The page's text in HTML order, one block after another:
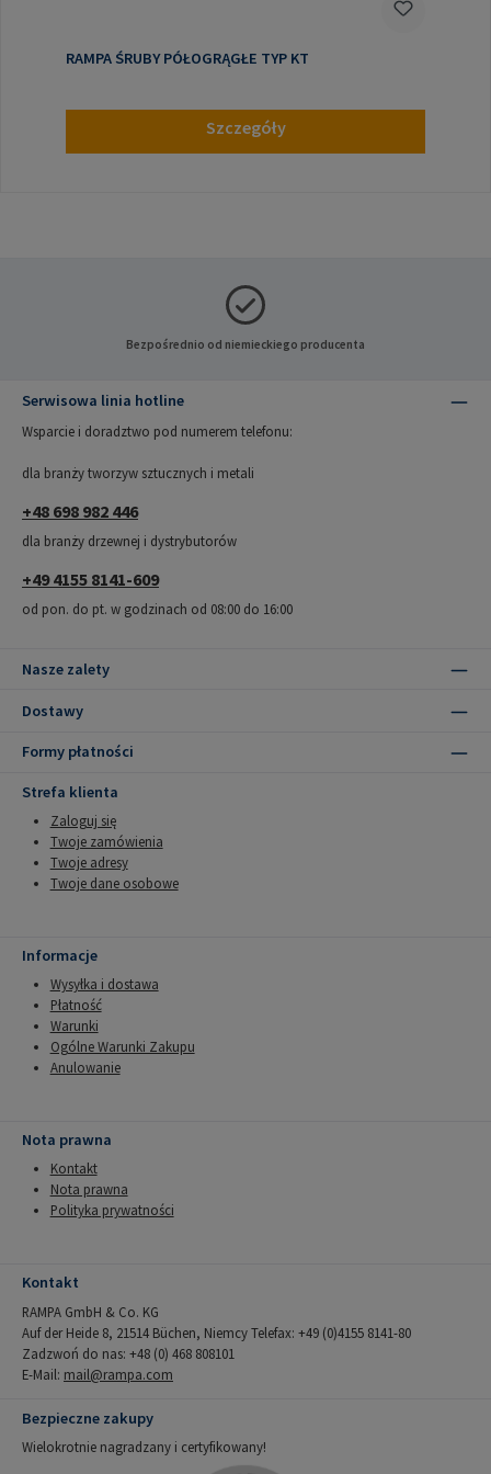
RAMPA ŚRUBY PÓŁOGRĄGŁE TYP KT
Szczegóły
Bezpośrednio od niemieckiego producenta
Serwisowa linia hotline
Wsparcie i doradztwo pod numerem telefonu:
dla branży tworzyw sztucznych i metali
+48 698 982 446
dla branży drzewnej i dystrybutorów
+49 4155 8141-609
od pon. do pt. w godzinach od 08:00 do 16:00
Nasze zalety
Dostawy
Formy płatności
Strefa klienta
Zaloguj się
Twoje zamówienia
Twoje adresy
Twoje dane osobowe
Informacje
Wysyłka i dostawa
Płatność
Warunki
Ogólne Warunki Zakupu
Anulowanie
Nota prawna
Kontakt
Nota prawna
Polityka prywatności
Kontakt
RAMPA GmbH & Co. KG
Auf der Heide 8, 21514 Büchen, Niemcy Telefax: +49 (0)4155 8141-80
Zadzwoń do nas: +48 (0) 468 808101
E-Mail: mail@rampa.com
Bezpieczne zakupy
Wielokrotnie nagradzany i certyfikowany!